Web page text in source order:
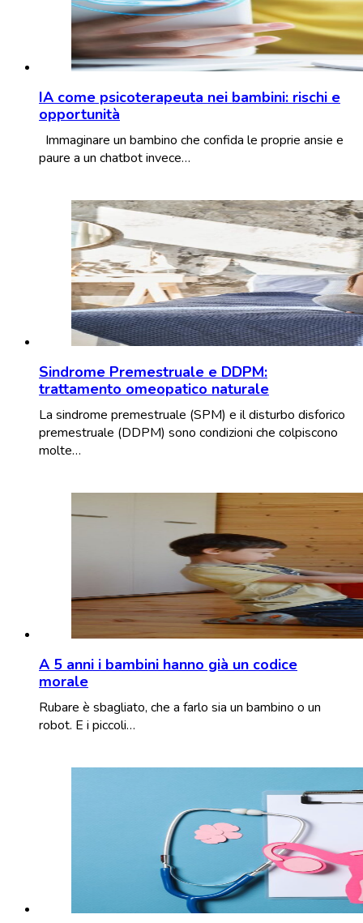
IA come psicoterapeuta nei bambini: rischi e
opportunità
Immaginare un bambino che confida le proprie ansie e
paure a un chatbot invece…
Sindrome Premestruale e DDPM:
trattamento omeopatico naturale
La sindrome premestruale (SPM) e il disturbo disforico
premestruale (DDPM) sono condizioni che colpiscono
molte…
A 5 anni i bambini hanno già un codice
morale
Rubare è sbagliato, che a farlo sia un bambino o un
robot. E i piccoli…